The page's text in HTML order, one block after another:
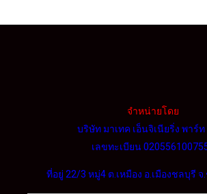
จำหน่ายโดย
บริษัท มาเทค เอ็นจิเนียริ่ง พาร์
เลขทะเบียน
ที่อยู่ 22/3 หมู่4 ต.เหมือง อ.เมืองชลบุรี